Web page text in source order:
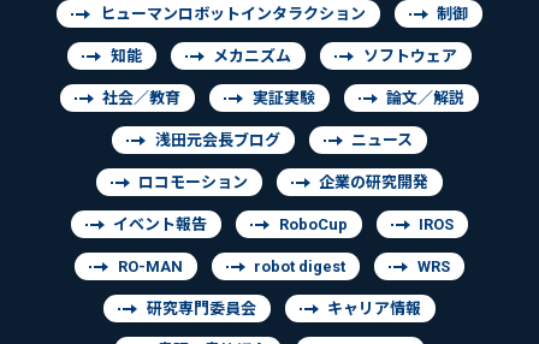
ヒューマンロボットインタラクション 制御
知能 メカニズム ソフトウェア
社会／教育 実証実験 論文／解説
浅田元会長ブログ ニュース
ロコモーション 企業の研究開発
イベント報告 RoboCup IROS
RO-MAN robot digest WRS
研究専門委員会 キャリア情報